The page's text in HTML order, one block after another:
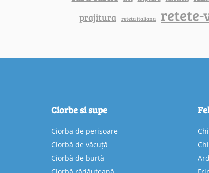
prajitura reteta italiana retete-
Ciorbe si supe
Ciorba de perișoare
Ciorbă de văcuță
Ciorbă de burtă